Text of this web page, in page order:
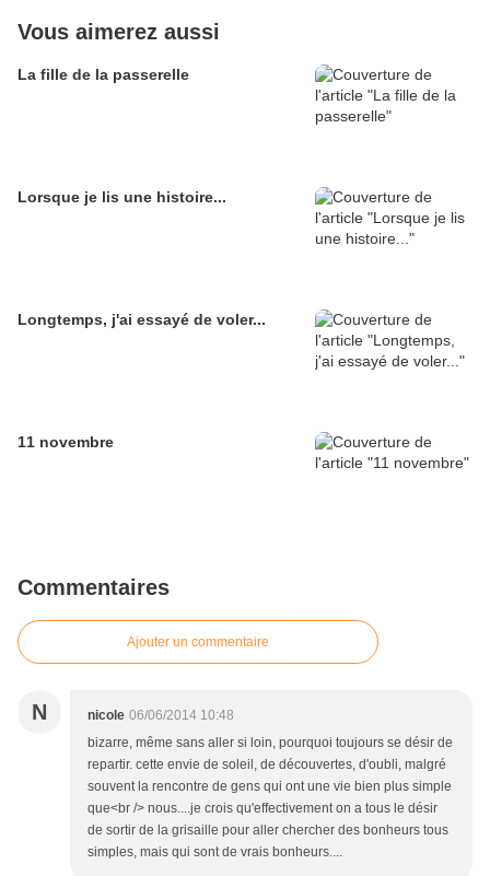
Vous aimerez aussi
La fille de la passerelle
Lorsque je lis une histoire...
Longtemps, j'ai essayé de voler...
11 novembre
Commentaires
Ajouter un commentaire
N nicole 06/06/2014 10:48
bizarre, même sans aller si loin, pourquoi toujours se désir de
repartir. cette envie de soleil, de découvertes, d'oubli, malgré
souvent la rencontre de gens qui ont une vie bien plus simple
que<br /> nous....je crois qu'effectivement on a tous le désir
de sortir de la grisaille pour aller chercher des bonheurs tous
simples, mais qui sont de vrais bonheurs....